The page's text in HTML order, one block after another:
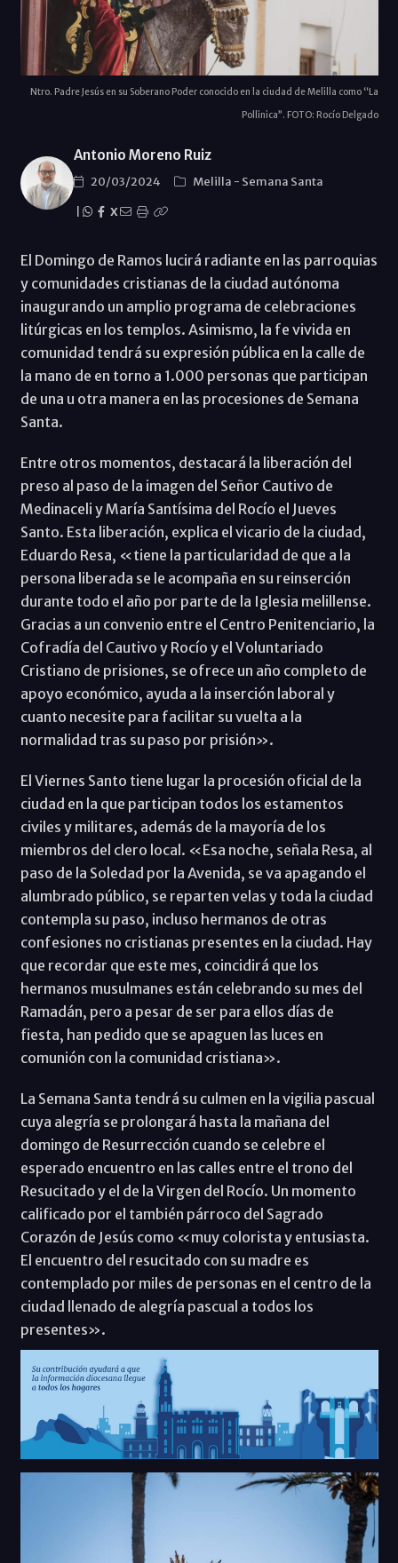
Ntro. Padre Jesús en su Soberano Poder conocido en la ciudad de Melilla como “La
Pollinica”. FOTO: Rocío Delgado
Antonio Moreno Ruiz
20/03/2024 Melilla - Semana Santa
X
El Domingo de Ramos lucirá radiante en las parroquias
y comunidades cristianas de la ciudad autónoma
inaugurando un amplio programa de celebraciones
litúrgicas en los templos. Asimismo, la fe vivida en
comunidad tendrá su expresión pública en la calle de
la mano de en torno a 1.000 personas que participan
de una u otra manera en las procesiones de Semana
Santa.
Entre otros momentos, destacará la liberación del
preso al paso de la imagen del Señor Cautivo de
Medinaceli y María Santísima del Rocío el Jueves
Santo. Esta liberación, explica el vicario de la ciudad,
Eduardo Resa, «tiene la particularidad de que a la
persona liberada se le acompaña en su reinserción
durante todo el año por parte de la Iglesia melillense.
Gracias a un convenio entre el Centro Penitenciario, la
Cofradía del Cautivo y Rocío y el Voluntariado
Cristiano de prisiones, se ofrece un año completo de
apoyo económico, ayuda a la inserción laboral y
cuanto necesite para facilitar su vuelta a la
normalidad tras su paso por prisión».
El Viernes Santo tiene lugar la procesión oficial de la
ciudad en la que participan todos los estamentos
civiles y militares, además de la mayoría de los
miembros del clero local. «Esa noche, señala Resa, al
paso de la Soledad por la Avenida, se va apagando el
alumbrado público, se reparten velas y toda la ciudad
contempla su paso, incluso hermanos de otras
confesiones no cristianas presentes en la ciudad. Hay
que recordar que este mes, coincidirá que los
hermanos musulmanes están celebrando su mes del
Ramadán, pero a pesar de ser para ellos días de
fiesta, han pedido que se apaguen las luces en
comunión con la comunidad cristiana».
La Semana Santa tendrá su culmen en la vigilia pascual
cuya alegría se prolongará hasta la mañana del
domingo de Resurrección cuando se celebre el
esperado encuentro en las calles entre el trono del
Resucitado y el de la Virgen del Rocío. Un momento
calificado por el también párroco del Sagrado
Corazón de Jesús como «muy colorista y entusiasta.
El encuentro del resucitado con su madre es
contemplado por miles de personas en el centro de la
ciudad llenado de alegría pascual a todos los
presentes».